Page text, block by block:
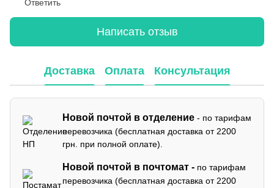
Ответить
Написать отзыв
Доставка Оплата Консультация
Новой почтой в отделение - по тарифам
перевозчика (бесплатная доставка от 2200
грн. при полной оплате).
Новой почтой в почтомат - по тарифам
перевозчика (бесплатная доставка от 2200